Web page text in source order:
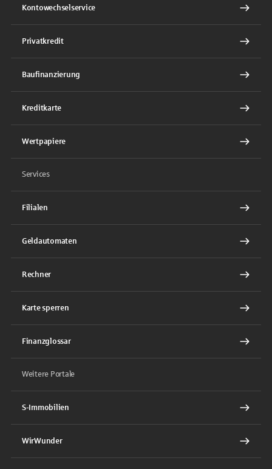
Kontowechselservice
Privatkredit
Baufinanzierung
Kreditkarte
Wertpapiere
Services
Filialen
Geldautomaten
Rechner
Karte sperren
Finanzglossar
Weitere Portale
S-Immobilien
WirWunder